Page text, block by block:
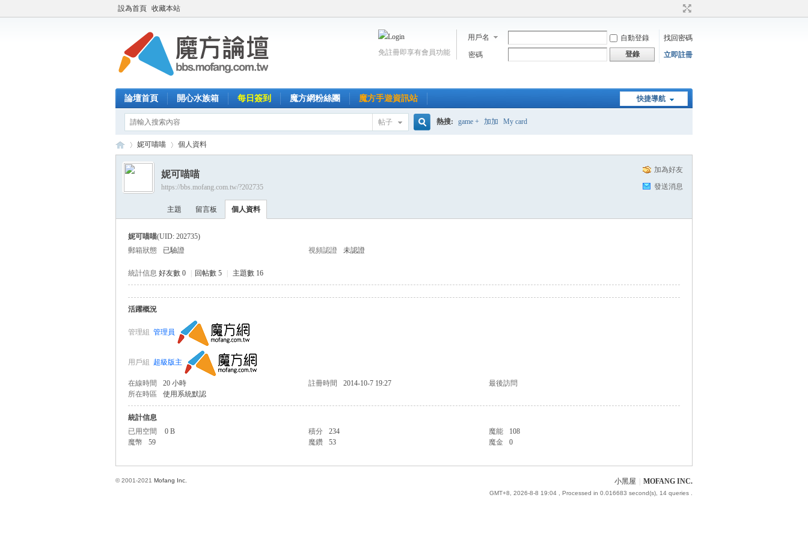
設為首頁 收藏本站
用戶名 自動登錄
找回密碼
密碼
登錄 立即註冊
免註冊即享有會員功能
快捷導航
論壇首頁 開心水族箱 每日簽到 魔方網粉絲團 魔方手遊資訊站
帖子 熱搜: game + 加加 My card
›
妮可喵喵 個人資料
加為好友
發送消息
妮可喵喵
https://bbs.mofang.com.tw/?202735
主題 留言板 個人資料
妮可喵喵(UID: 202735)
郵箱狀態
已驗證 視頻認證 未認證
統計信息 好友數 0 回帖數 5 主題數 16
活躍概況
管理組 管理員
用戶組 超級版主
在線時間 20 小時 註冊時間 2014-10-7 19:27
最後訪問
所在時區
使用系統默認
統計信息
已用空間
0 B 積分 234 魔能
108
魔幣
59 魔鑽 53 魔金 0
小黑屋 MOFANG INC.
GMT+8, 2026-8-8 19:04 , Processed in 0.016683 second(s), 14 queries .
© 2001-2021 Mofang Inc.